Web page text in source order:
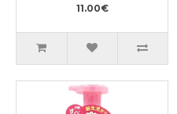
11.00€